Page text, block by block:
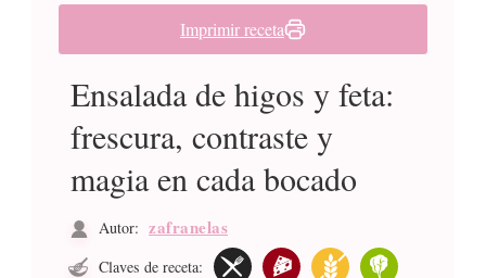
Imprimir receta
Ensalada de higos y feta:
frescura, contraste y
magia en cada bocado
Autor: zafranelas
Claves de receta: